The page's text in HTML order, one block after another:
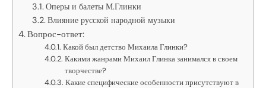
Оперы и балеты М.Глинки
Влияние русской народной музыки
Вопрос-ответ:
Какой был детство Михаила Глинки?
Какими жанрами Михаил Глинка занимался в своем
творчестве?
Какие специфические особенности присутствуют в